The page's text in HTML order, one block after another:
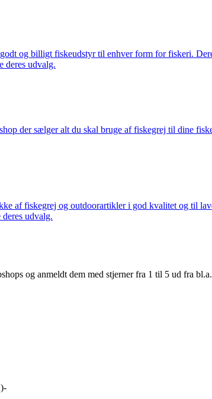
og billigt fiskeudstyr til enhver form for fiskeri.
deres udvalg.
der sælger alt du skal bruge af fiskegrej til dine
af fiskegrej og outdoorartikler i god kvalitet og til
udvalg.
og anmeldt dem med stjerner fra 1 til 5 ud fra